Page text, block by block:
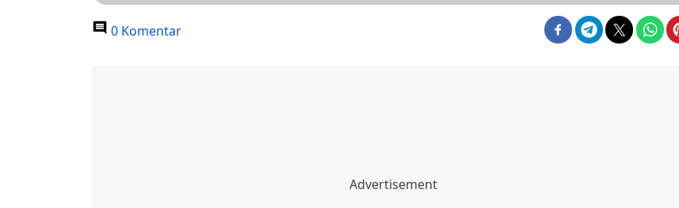
0 Komentar